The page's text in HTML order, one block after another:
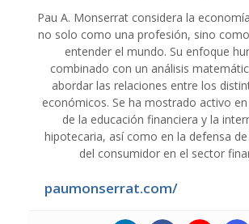
Pau A. Monserrat considera la
no solo como una profesión, sino
entender el mundo. Su enfoque
combinado con un análisis
abordar las relaciones entre los
económicos. Se ha mostrado activo
de la educación financiera y la
hipotecaria, así como en la defensa
del consumidor en el sector
paumonserrat.com/